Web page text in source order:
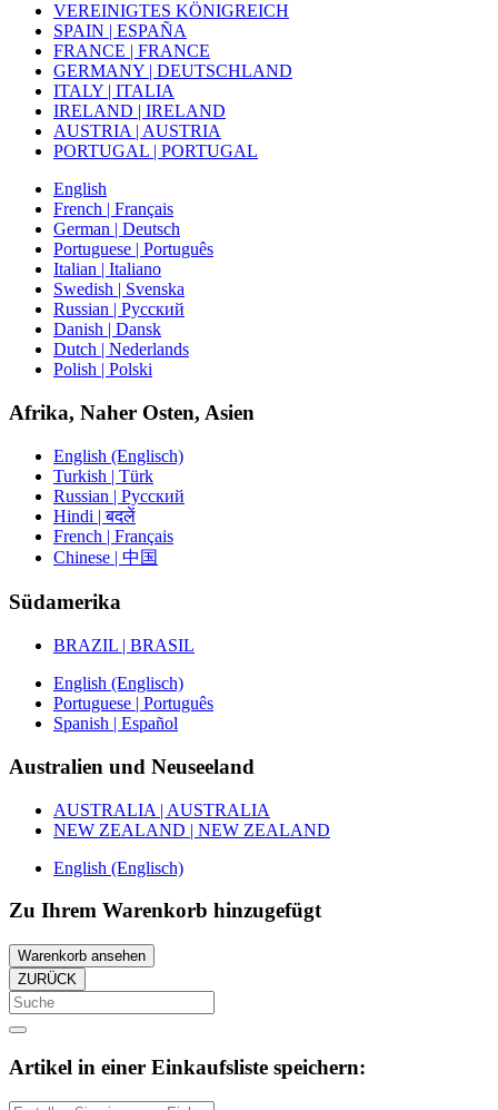
VEREINIGTES KÖNIGREICH
SPAIN | ESPAÑA
FRANCE | FRANCE
GERMANY | DEUTSCHLAND
ITALY | ITALIA
IRELAND | IRELAND
AUSTRIA | AUSTRIA
PORTUGAL | PORTUGAL
English
French | Français
German | Deutsch
Portuguese | Português
Italian | Italiano
Swedish | Svenska
Russian | Русский
Danish | Dansk
Dutch | Nederlands
Polish | Polski
Afrika, Naher Osten, Asien
English (Englisch)
Turkish | Türk
Russian | Русский
Hindi | बदलें
French | Français
Chinese | 中国
Südamerika
BRAZIL | BRASIL
English (Englisch)
Portuguese | Português
Spanish | Español
Australien und Neuseeland
AUSTRALIA | AUSTRALIA
NEW ZEALAND | NEW ZEALAND
English (Englisch)
Zu Ihrem Warenkorb hinzugefügt
Warenkorb ansehen
ZURÜCK
Artikel in einer Einkaufsliste speichern: